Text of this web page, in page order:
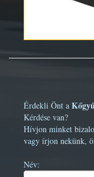
Érdekli Önt a
Kérdése van?
Hívjon minket
vagy írjon nekünk,
Név: